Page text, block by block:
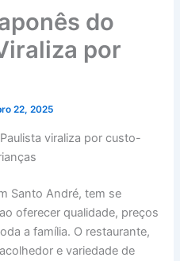
do
por
22, 2025
viraliza por custo-
Santo André, tem se
oferecer qualidade, preços
a família. O restaurante,
e variedade de